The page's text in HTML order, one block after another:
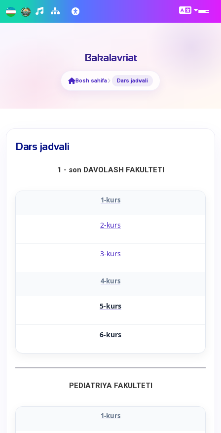
Bakalavriat
Bosh sahifa Dars jadvali
Dars jadvali
1 - son DAVOLASH FAKULTETI
1-kurs
2-kurs
3-kurs
4-kurs
5-kurs
6-kurs
PEDIATRIYA FAKULTETI
1-kurs